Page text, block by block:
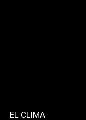
EL CLIMA